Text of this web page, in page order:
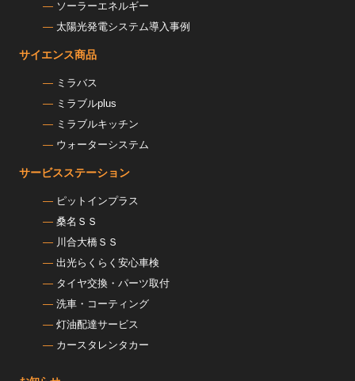
ソーラーエネルギー
太陽光発電システム導入事例
サイエンス商品
ミラバス
ミラブルplus
ミラブルキッチン
ウォーターシステム
サービスステーション
ピットインプラス
桑名ＳＳ
川合大橋ＳＳ
出光らくらく安心車検
タイヤ交換・パーツ取付
洗車・コーティング
灯油配達サービス
カースタレンタカー